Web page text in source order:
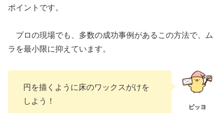
ポイントです。
プロの現場でも、多数の成功事例があるこの方法で、ム
ラを最小限に抑えています。
円を描くように床のワックスがけを
しよう！